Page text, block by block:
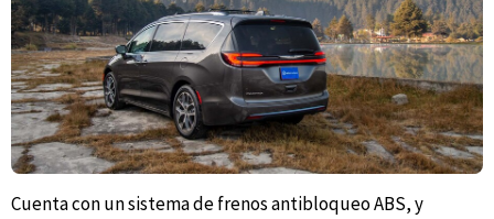
Cuenta con un sistema de frenos antibloqueo ABS, y